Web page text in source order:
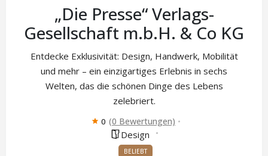
„Die Presse“ Verlags-
Gesellschaft m.b.H. & Co KG
Entdecke Exklusivität: Design, Handwerk, Mobilität
und mehr – ein einzigartiges Erlebnis in sechs
Welten, das die schönen Dinge des Lebens
zelebriert.
0 (0 Bewertungen)
Design
BELIEBT